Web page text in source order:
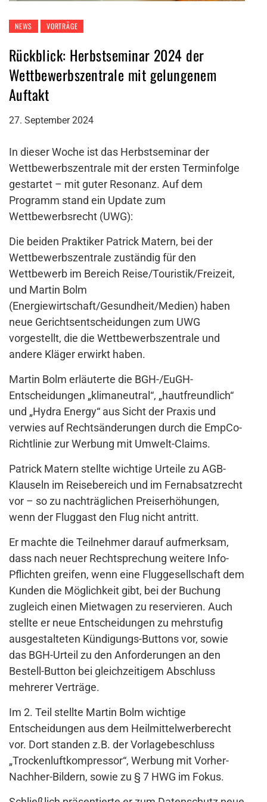
NEWS VORTRÄGE
Rückblick: Herbstseminar 2024 der
Wettbewerbszentrale mit gelungenem
Auftakt
27. September 2024
In dieser Woche ist das Herbstseminar der
Wettbewerbszentrale mit der ersten Terminfolge
gestartet – mit guter Resonanz. Auf dem
Programm stand ein Update zum
Wettbewerbsrecht (UWG):
Die beiden Praktiker Patrick Matern, bei der
Wettbewerbszentrale zuständig für den
Wettbewerb im Bereich Reise/Touristik/Freizeit,
und Martin Bolm
(Energiewirtschaft/Gesundheit/Medien) haben
neue Gerichtsentscheidungen zum UWG
vorgestellt, die die Wettbewerbszentrale und
andere Kläger erwirkt haben.
Martin Bolm erläuterte die BGH-/EuGH-
Entscheidungen „klimaneutral“, „hautfreundlich“
und „Hydra Energy“ aus Sicht der Praxis und
verwies auf Rechtsänderungen durch die EmpCo-
Richtlinie zur Werbung mit Umwelt-Claims.
Patrick Matern stellte wichtige Urteile zu AGB-
Klauseln im Reisebereich und im Fernabsatzrecht
vor – so zu nachträglichen Preiserhöhungen,
wenn der Fluggast den Flug nicht antritt.
Er machte die Teilnehmer darauf aufmerksam,
dass nach neuer Rechtsprechung weitere Info-
Pflichten greifen, wenn eine Fluggesellschaft dem
Kunden die Möglichkeit gibt, bei der Buchung
zugleich einen Mietwagen zu reservieren. Auch
stellte er neue Entscheidungen zu mehrstufig
ausgestalteten Kündigungs-Buttons vor, sowie
das BGH-Urteil zu den Anforderungen an den
Bestell-Button bei gleichzeitigem Abschluss
mehrerer Verträge.
Im 2. Teil stellte Martin Bolm wichtige
Entscheidungen aus dem Heilmittelwerberecht
vor. Dort standen z.B. der Vorlagebeschluss
„Trockenluftkompressor“, Werbung mit Vorher-
Nachher-Bildern, sowie zu § 7 HWG im Fokus.